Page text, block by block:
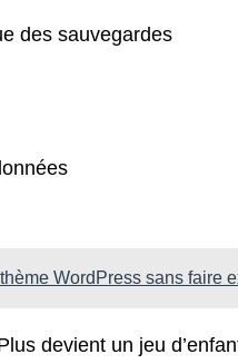
des sauvegardes
WordPress sans faire
devient un jeu